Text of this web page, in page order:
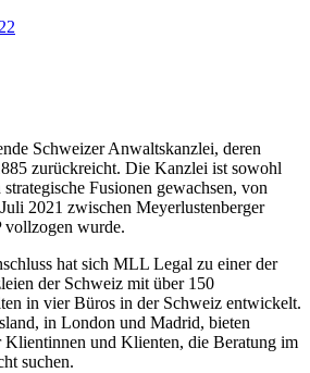
Schweizer Anwaltskanzlei, deren
zurückreicht. Die Kanzlei ist sowohl
Fusionen gewachsen, von
2021 zwischen Meyerlustenberger
wurde.
hat sich MLL Legal zu einer der
der Schweiz mit über 150
in vier Büros in der Schweiz entwickelt.
in London und Madrid, bieten
und Klienten, die Beratung im
suchen.